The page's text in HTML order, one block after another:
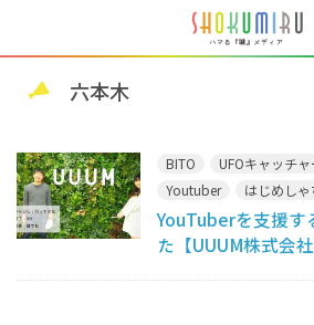
六本木
BITO UFOキャッチャ
Youtuber
はじめし
コラボ
ヒカキン
ユーチューバー
佐々
YouTuberを支援す
た【UUUM株式会社